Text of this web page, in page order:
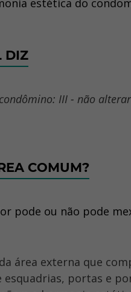
estética do
DIZ
III - não
COMUM?
pode ou não pode
esquadrias, portas e